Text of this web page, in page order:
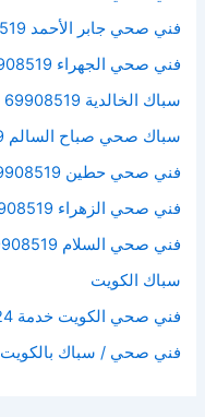
فني صحي جابر الأحمد 69908519
فني صحي الجهراء 69908519
سباك الخالدية 69908519
سباك صحي صباح السالم 69908519
فني صحي حطين 69908519
فني صحي الزهراء 69908519
فني صحي السلام 69908519
سباك الكويت
فني صحي الكويت خدمة 24 ساعة
فني صحي / سباك بالكويت